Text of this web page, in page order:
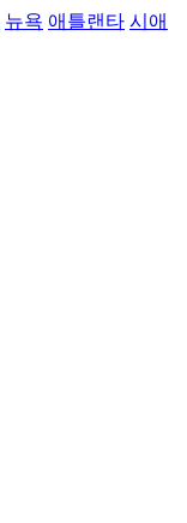
뉴욕 애틀랜타 시애